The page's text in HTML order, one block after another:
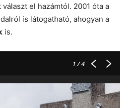
el hazámtól. 2001 óta a
is látogatható, ahogyan a
is.
1/ 4